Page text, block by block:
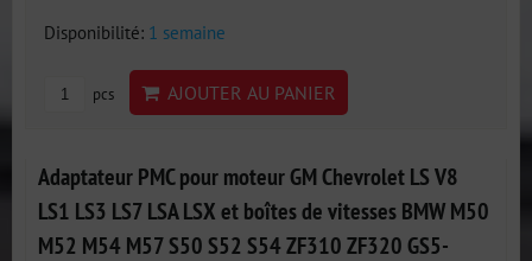
Disponibilité: 1 semaine
pcs AJOUTER AU PANIER
Adaptateur PMC pour moteur GM Chevrolet LS V8
LS1 LS3 LS7 LSA LSX et boîtes de vitesses BMW M50
M52 M54 M57 S50 S52 S54 ZF310 ZF320 GS5-